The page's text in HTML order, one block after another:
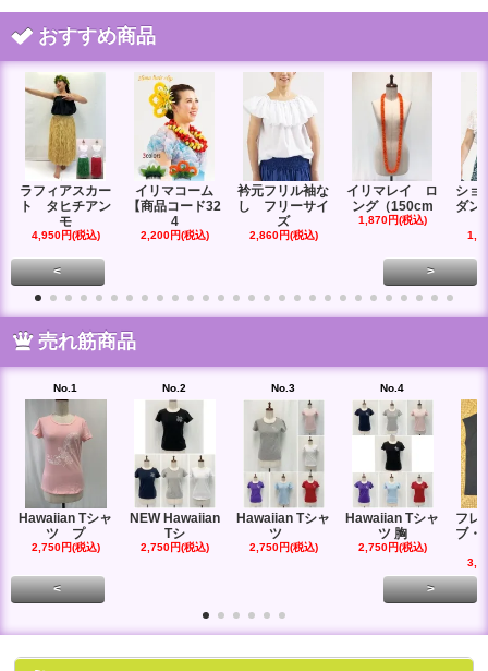
おすすめ商品
ラフィアスカー
ト タヒチアン
モ
4,950円(税込)
イリマコーム
【商品コード32
4
2,200円(税込)
衿元フリル袖な
し フリーサイ
ズ
2,860円(税込)
イリマレイ ロ
ング（150cm
1,870円(税込)
ショ
ダン
< >
売れ筋商品
No.1
Hawaiian Tシャ
ツ プ
2,750円(税込)
No.2
NEW Hawaiian
Tシ
2,750円(税込)
No.3
Hawaiian Tシャ
ツ
2,750円(税込)
No.4
Hawaiian Tシャ
ツ 胸
2,750円(税込)
フレ
ブ・
< >